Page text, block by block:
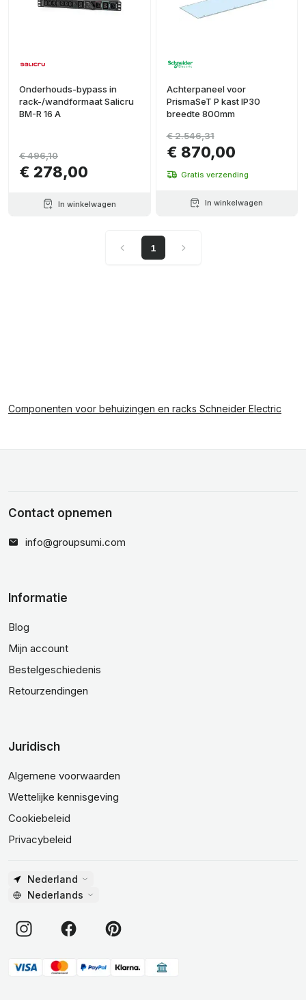
Onderhouds-bypass in
rack-/wandformaat Salicru
BM-R 16 A
€ 278,00
€ 496,10
In winkelwagen
Achterpaneel voor
PrismaSeT P kast IP30
breedte 800mm
€ 870,00
€ 2.546,31
Gratis verzending
In winkelwagen
1
Componenten voor behuizingen en racks Schneider Electric
Contact opnemen
info@groupsumi.com
Informatie
Blog
Mijn account
Bestelgeschiedenis
Retourzendingen
Juridisch
Algemene voorwaarden
Wettelijke kennisgeving
Cookiebeleid
Privacybeleid
Nederland
Nederlands